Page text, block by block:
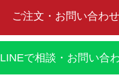
ご注文・お問い合わせ
LINEで相談・お問い合